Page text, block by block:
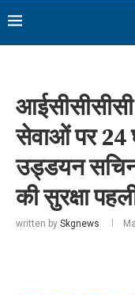
सेवाओं पर 24
उड्डयन
की सुरक्षा
written by Skgnews